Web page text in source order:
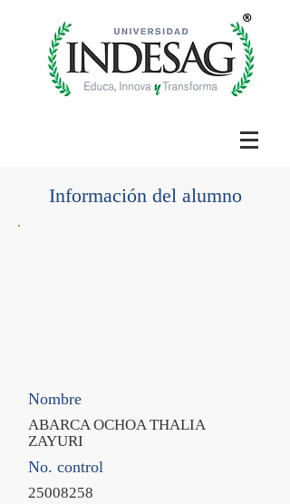
Información del alumno
Nombre
ABARCA OCHOA THALIA
ZAYURI
No. control
25008258